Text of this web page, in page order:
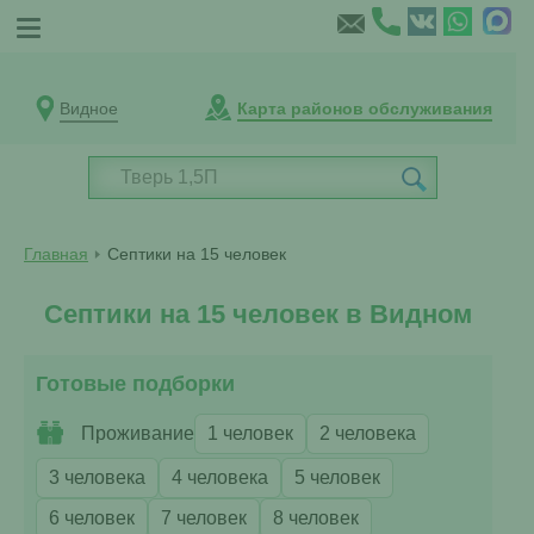
Видное Карта районов обслуживания
Главная Септики на 15 человек
Септики на 15 человек в Видном
Готовые подборки
Проживание 1 человек 2 человека
3 человека 4 человека
5 человек
6 человек
7 человек 8 человек